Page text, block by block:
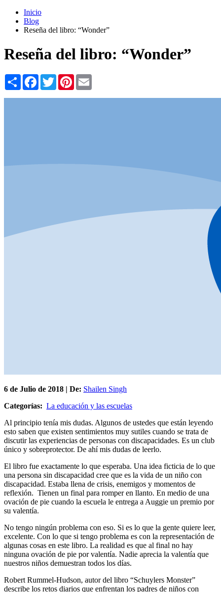
Inicio
Blog
Reseña del libro: “Wonder”
Reseña del libro: “Wonder”
Share Facebook
TwitterPinterest
6 de Julio de 2018 | De: Shailen Singh
Categorías: La educación y las escuelas
Al principio tenía mis dudas. Algunos de ustedes que están leyendo
esto saben que existen sentimientos muy sutiles cuando se trata de
discutir las experiencias de personas con discapacidades. Es un club
único y sobreprotector. De ahí mis dudas de leerlo.
El libro fue exactamente lo que esperaba. Una idea ficticia de lo que
una persona sin discapacidad cree que es la vida de un niño con
discapacidad. Estaba llena de crisis, enemigos y momentos de
reflexión. Tienen un final para romper en llanto. En medio de una
ovación de pie cuando la escuela le entrega a Auggie un premio por
su valentía.
No tengo ningún problema con eso. Si es lo que la gente quiere leer,
excelente. Con lo que si tengo problema es con la representación de
algunas cosas en este libro. La realidad es que al final no hay
ninguna ovación de pie por valentía. Nadie aprecia la valentía que
nuestros niños demuestran todos los días.
Robert Rummel-Hudson, autor del libro “Schuylers Monster”
describe los retos diarios que enfrentan los padres de niños con